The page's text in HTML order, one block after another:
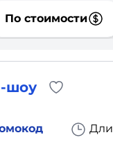
По стоимости
шоу